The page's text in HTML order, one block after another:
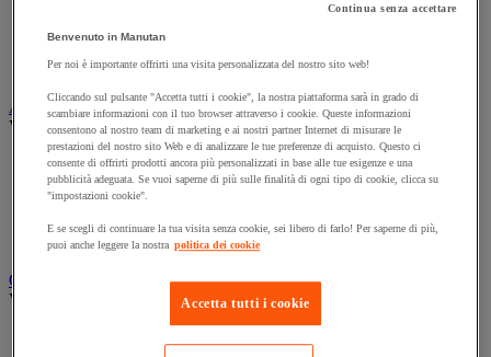
Armadio per ufficio
Libreria
Audiovisivi
Vedi tutte le categorie
Attrezzature audio e Hi-Fi
Connessione audio e video
Fotocamera, videocamera e binocolo
Insonorizzazione e registrazione professionali
Strumenti per proiezione e videoproiezione
Cancelleria e forniture per ufficio
Vedi tutte le categorie
Continua senza accettare
Benvenuto in Manutan
Per noi è importante offrirti una visita personalizzata del nostro sito web!
Cliccando sul pulsante "Accetta tutti i cookie", la nostra piattaforma sarà in grado di
scambiare informazioni con il tuo browser attraverso i cookie. Queste informazioni
consentono al nostro team di marketing e ai nostri partner Internet di misurare le
prestazioni del nostro sito Web e di analizzare le tue preferenze di acquisto. Questo ci
consente di offrirti prodotti ancora più personalizzati in base alle tue esigenze e una
pubblicità adeguata. Se vuoi saperne di più sulle finalità di ogni tipo di cookie, clicca su
"impostazioni cookie".
E se scegli di continuare la tua visita senza cookie, sei libero di farlo! Per saperne di più,
puoi anche leggere la nostra politica dei cookie
Accetta tutti i cookie